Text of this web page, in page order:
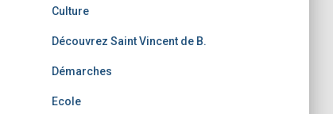
Culture
Découvrez Saint Vincent de B.
Démarches
Ecole